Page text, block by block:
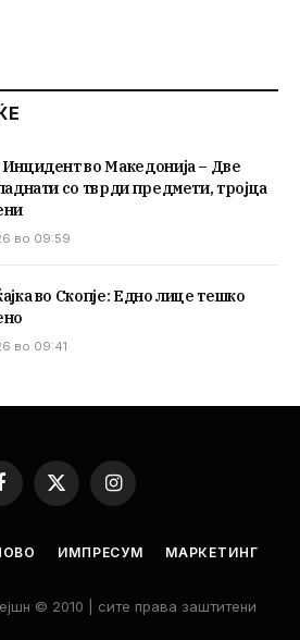
во Македонија – Две
со тврди предмети, тројца
во 09:59
во Скопје: Едно лице тешко
во 09:41
Facebook
X
(Twitter)
Instagram
ИМПРЕСУМ МАРКЕТИНГ
© 2010 | сите права заштитени